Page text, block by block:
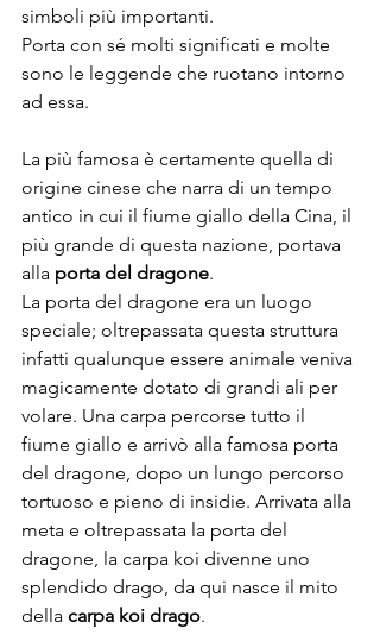
simboli più importanti.
Porta con sé molti significati e molte
sono le leggende che ruotano intorno
ad essa.
La più famosa è certamente quella di
origine cinese che narra di un tempo
antico in cui il fiume giallo della Cina, il
più grande di questa nazione, portava
alla porta del dragone.
La porta del dragone era un luogo
speciale; oltrepassata questa struttura
infatti qualunque essere animale veniva
magicamente dotato di grandi ali per
volare. Una carpa percorse tutto il
fiume giallo e arrivò alla famosa porta
del dragone, dopo un lungo percorso
tortuoso e pieno di insidie. Arrivata alla
meta e oltrepassata la porta del
dragone, la carpa koi divenne uno
splendido drago, da qui nasce il mito
della carpa koi drago.